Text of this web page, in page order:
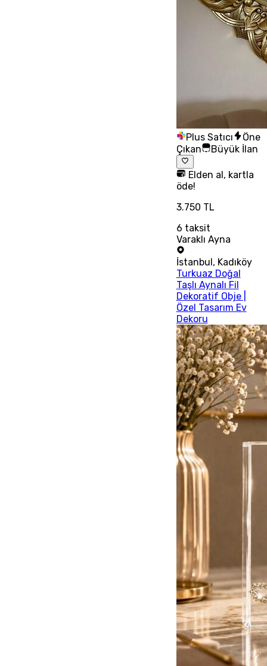
Plus Satıcı
Öne
Çıkan
Büyük İlan
Elden al, kartla
öde!
3.750 TL
6 taksit
Varaklı Ayna
İstanbul, Kadıköy
Turkuaz Doğal
Taşlı Aynalı Fil
Dekoratif Obje |
Özel Tasarım Ev
Dekoru